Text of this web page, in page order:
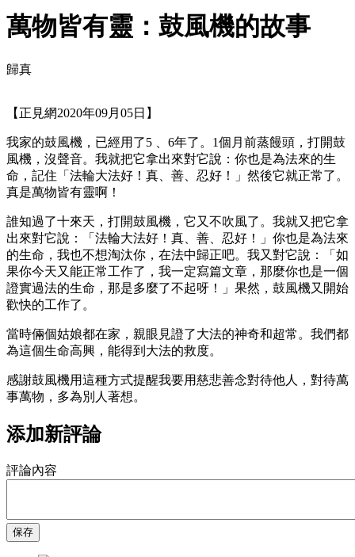
萬物皆有靈：鼓風機的故事
歸真
【正見網2020年09月05日】
我家的鼓風機，已經用了5 、6年了。1個月前蒸饅頭，打開鼓
風機，沒聲音。我就把它拿出來對它說：你也是為法來的生
命，記住「法輪大法好！真、善、忍好！」然後它就正常了。
真是萬物皆有靈啊！
誰知過了十來天，打開鼓風機，它又不吹風了。我就又把它拿
出來對它說：「法輪大法好！真、善、忍好！」你也是為法來
的生命，我也不想淘汰你，在法中歸正吧。我又對它說：「如
果你今天又能正常工作了，我一定寫篇文章，那麼你也是一個
證實過法的生命，那是多麼了不起呀！」果然，鼓風機又開始
歡快的工作了。
當時倆個姑娘都在家，親眼見證了大法的神奇和超常。我們都
為這個生命高興，能得到大法的救度。
感謝鼓風機用這種方式提醒我要用慈悲善念對待他人，對待萬
事萬物，多為別人著想。
添加新評論
評論內容
保存